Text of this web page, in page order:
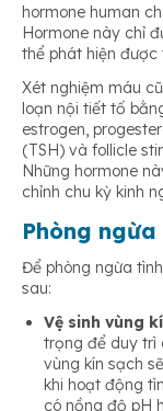
hormone human
Hormone này chỉ
thể phát hiện được
Xét nghiệm máu
loạn nội tiết tố
estrogen,
(TSH) và follicle
Những hormone
chỉnh chu kỳ kinh
Phòng
Để phòng ngừa
sau:
Vệ sinh vùng
trọng để duy trì
vùng kín sạch
khi hoạt động
có nồng độ pH